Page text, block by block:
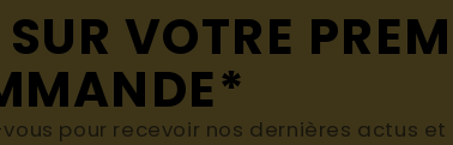
VOTRE
pour recevoir nos dernières actus